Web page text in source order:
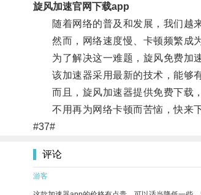
旋风加速官网下载app
随着网络的普及和发展，我们越来
然而，网络速度慢、卡顿频繁成为
为了解决这一难题，旋风免费加速
该加速器采用最新的技术，能够有
而且，旋风加速器提供免费下载，
不用再为网络卡顿而苦恼，快来下
#37#
评论
游客